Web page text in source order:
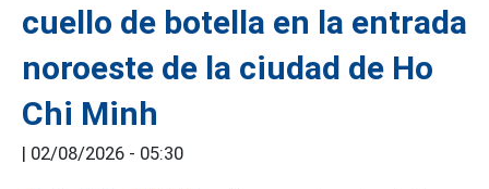
cuello de botella en la entrada
noroeste de la ciudad de Ho
Chi Minh
| 02/08/2026 - 05:30